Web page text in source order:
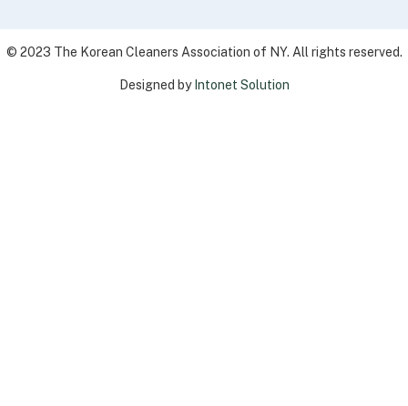
© 2023 The Korean Cleaners Association of NY. All rights reserved.
Designed byIntonet Solution